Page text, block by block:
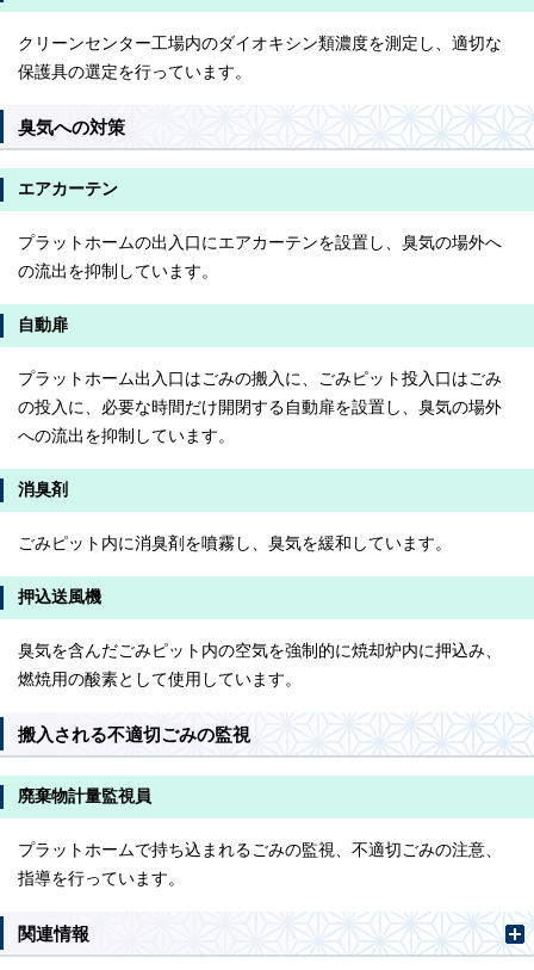
クリーンセンター工場内のダイオキシン類濃度を測定し、適切な
保護具の選定を行っています。
臭気への対策
エアカーテン
プラットホームの出入口にエアカーテンを設置し、臭気の場外へ
の流出を抑制しています。
自動扉
プラットホーム出入口はごみの搬入に、ごみピット投入口はごみ
の投入に、必要な時間だけ開閉する自動扉を設置し、臭気の場外
への流出を抑制しています。
消臭剤
ごみピット内に消臭剤を噴霧し、臭気を緩和しています。
押込送風機
臭気を含んだごみピット内の空気を強制的に焼却炉内に押込み、
燃焼用の酸素として使用しています。
搬入される不適切ごみの監視
廃棄物計量監視員
プラットホームで持ち込まれるごみの監視、不適切ごみの注意、
指導を行っています。
関連情報